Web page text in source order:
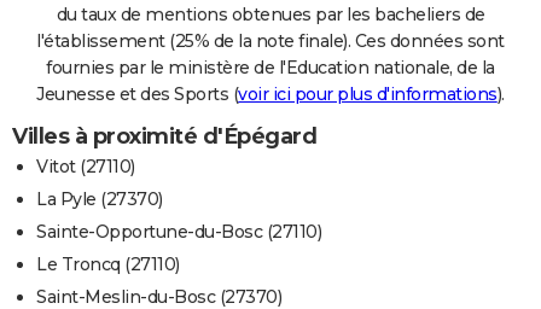
du taux de mentions obtenues par les bacheliers de
l'établissement (25% de la note finale). Ces données sont
fournies par le ministère de l'Education nationale, de la
Jeunesse et des Sports (voir ici pour plus d'informations).
Villes à proximité d'Épégard
Vitot (27110)
La Pyle (27370)
Sainte-Opportune-du-Bosc (27110)
Le Troncq (27110)
Saint-Meslin-du-Bosc (27370)